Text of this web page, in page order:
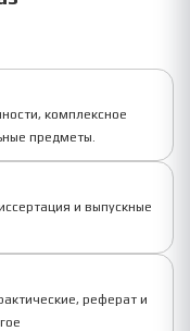
комплексное
предметы.
и выпускные
реферат и